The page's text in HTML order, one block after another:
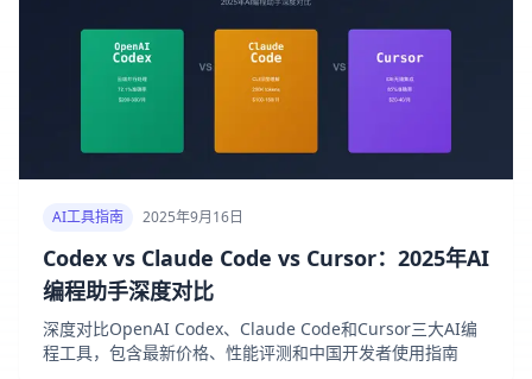
AI工具指南 2025年9月16日
Codex vs Claude Code vs Cursor：2025年AI
编程助手深度对比
深度对比OpenAI Codex、Claude Code和Cursor三大AI编
程工具，包含最新价格、性能评测和中国开发者使用指南